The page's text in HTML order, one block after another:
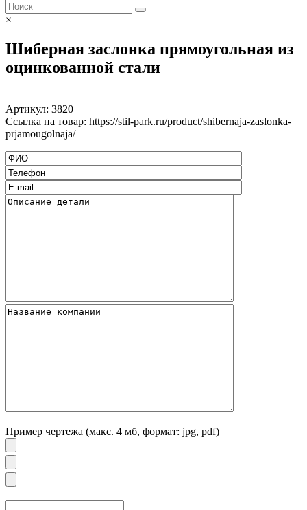
×
Шиберная заслонка прямоугольная из
оцинкованной стали
Артикул: 3820
Ссылка на товар: https://stil-park.ru/product/shibernaja-zaslonka-
prjamougolnaja/
Пример чертежа (макс. 4 мб, формат: jpg, pdf)